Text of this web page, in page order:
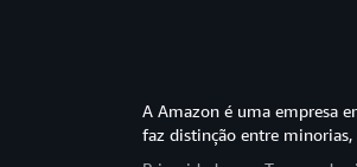
A Amazon é uma empresa
faz distinção entre minorias,